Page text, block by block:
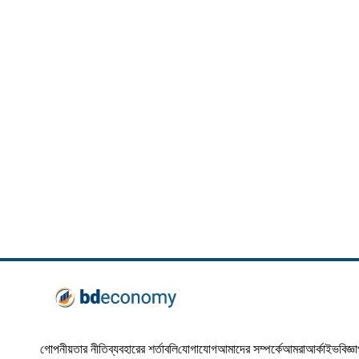
গোপনীয়তার নীতিব্যবহারের শর্তাবলিযোগাযোগআমাদের সম্পর্কেআমরাআর্কাইভ